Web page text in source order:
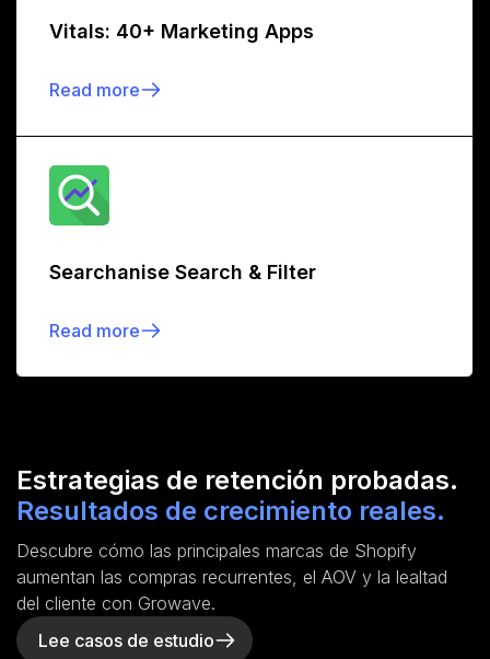
Vitals: 40+ Marketing Apps
Read more
Searchanise Search & Filter
Read more
Estrategias de retención probadas.
Resultados de crecimiento reales.
Descubre cómo las principales marcas de Shopify
aumentan las compras recurrentes, el AOV y la lealtad
del cliente con Growave.
Lee casos de estudio